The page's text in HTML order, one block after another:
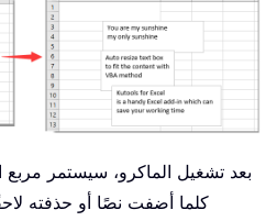
بعد تشغيل الماكرو، سيستمر
كلما أضفت نصًا أو حذفته